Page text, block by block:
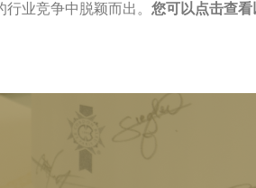
业竞争中脱颖而出。 您可以点击查